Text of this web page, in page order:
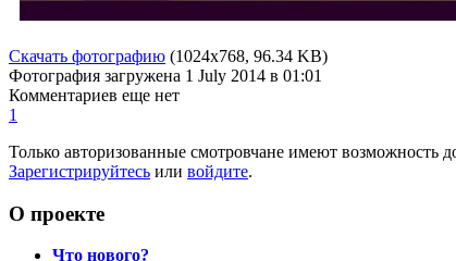
Скачать фотографию (1024x768, 96.34 KB)
Фотография загружена 1 July 2014 в 01:01
Комментариев еще нет
1
Только авторизованные смотровчане имеют возможность
Зарегистрируйтесь или войдите.
О проекте
Что нового?